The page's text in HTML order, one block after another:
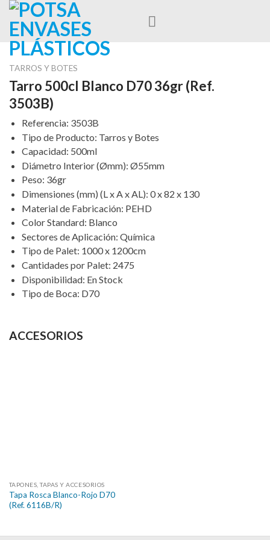
Skip
content
TARROS Y BOTES
Tarro 500cl Blanco D70 36gr (Ref.
3503B)
Referencia: 3503B
Tipo de Producto: Tarros y Botes
Capacidad: 500ml
Diámetro Interior (Ømm): Ø55mm
Peso: 36gr
Dimensiones (mm) (L x A x AL): 0 x 82 x 130
Material de Fabricación: PEHD
Color Standard: Blanco
Sectores de Aplicación: Química
Tipo de Palet: 1000 x 1200cm
Cantidades por Palet: 2475
Disponibilidad: En Stock
Tipo de Boca: D70
ACCESORIOS
TAPONES, TAPAS Y ACCESORIOS
Tapa Rosca Blanco-Rojo D70
(Ref. 6116B/R)